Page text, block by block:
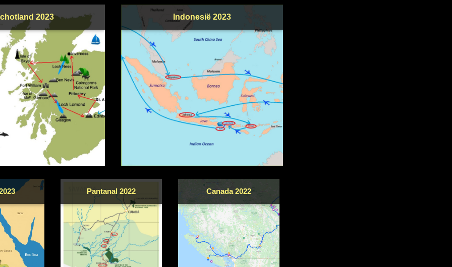
2023 Indonesië 2023
Pantanal 2022 Canada 2022